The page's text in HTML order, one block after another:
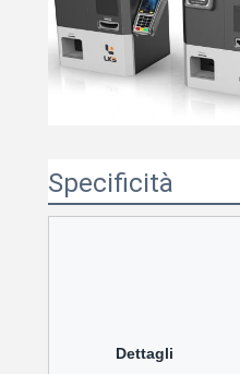
Specificità
Dettagli